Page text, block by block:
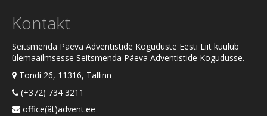
Kontakt
Seitsmenda Päeva Adventistide Koguduste Eesti Liit kuulub
ülemaailmsesse Seitsmenda Päeva Adventistide Kogudusse.
Tondi 26, 11316, Tallinn
(+372) 734 3211
office(ät)advent.ee